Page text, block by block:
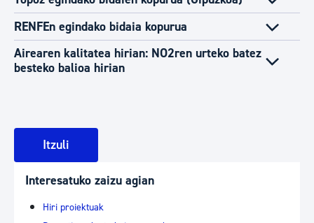
RENFEn egindako bidaia kopurua
Airearen kalitatea hirian: NO2ren urteko batez
besteko balioa hirian
Itzuli
Interesatuko zaizu agian
Hiri proiektuak